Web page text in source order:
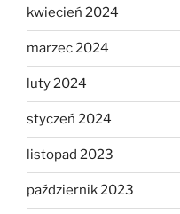
kwiecień 2024
marzec 2024
luty 2024
styczeń 2024
listopad 2023
październik 2023